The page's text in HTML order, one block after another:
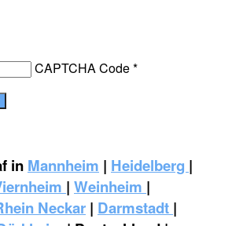
CAPTCHA Code*
in Mannheim | Heidelberg |
| Weinheim |
Neckar | Darmstadt |